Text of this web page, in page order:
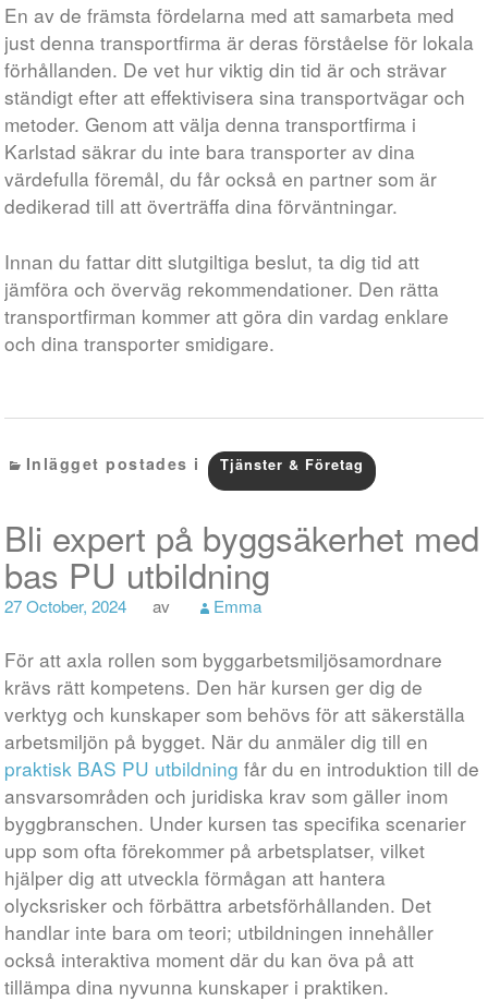
En av de främsta fördelarna med att samarbeta med
just denna transportfirma är deras förståelse för lokala
förhållanden. De vet hur viktig din tid är och strävar
ständigt efter att effektivisera sina transportvägar och
metoder. Genom att välja denna transportfirma i
Karlstad säkrar du inte bara transporter av dina
värdefulla föremål, du får också en partner som är
dedikerad till att överträffa dina förväntningar.
Innan du fattar ditt slutgiltiga beslut, ta dig tid att
jämföra och överväg rekommendationer. Den rätta
transportfirman kommer att göra din vardag enklare
och dina transporter smidigare.
Inlägget postades i Tjänster & Företag
Bli expert på byggsäkerhet med
bas PU utbildning
27 October, 2024 av Emma
För att axla rollen som byggarbetsmiljösamordnare
krävs rätt kompetens. Den här kursen ger dig de
verktyg och kunskaper som behövs för att säkerställa
arbetsmiljön på bygget. När du anmäler dig till en
praktisk BAS PU utbildning får du en introduktion till de
ansvarsområden och juridiska krav som gäller inom
byggbranschen. Under kursen tas specifika scenarier
upp som ofta förekommer på arbetsplatser, vilket
hjälper dig att utveckla förmågan att hantera
olycksrisker och förbättra arbetsförhållanden. Det
handlar inte bara om teori; utbildningen innehåller
också interaktiva moment där du kan öva på att
tillämpa dina nyvunna kunskaper i praktiken.